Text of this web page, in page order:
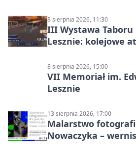
8 sierpnia 2026, 11:30
III Wystawa Taboru
Lesznie: kolejowe
8 sierpnia 2026, 15:00
VII Memoriał im.
Lesznie
13 sierpnia 2026, 17:00
Malarstwo
Nowaczyka –